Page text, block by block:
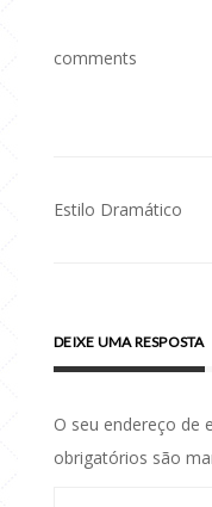
comments
Estilo Dramático
DEIXE UMA RESPOSTA
O seu endereço de
obrigatórios são